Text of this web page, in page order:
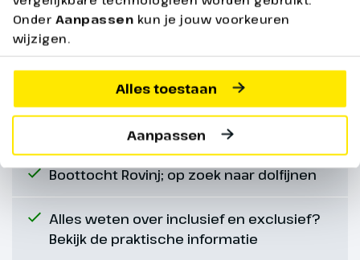
Onder Aanpassen kun je jouw voorkeuren
wijzigen.
Alles toestaan
Aanpassen
boeken. Prijs ca. € 15,-
p.p.
chauffeur/reisleider
Halfpension (ontbijt en diner) vanaf diner
eerste dag t/m ontbijt laatste dag
Driegangen-afscheidsdiner
Boottocht Rovinj; op zoek naar dolfijnen
Alles weten over inclusief en exclusief?
Bekijk de praktische informatie